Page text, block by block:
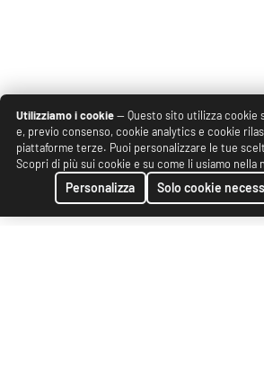
Utilizziamo i cookie— Questo sito utilizza cookie
e, previo consenso, cookie analytics e cookie
piattaforme terze. Puoi personalizzare le tue
Scopri di più sui cookie e su come li usiamo nella
Personalizza Solo cookie